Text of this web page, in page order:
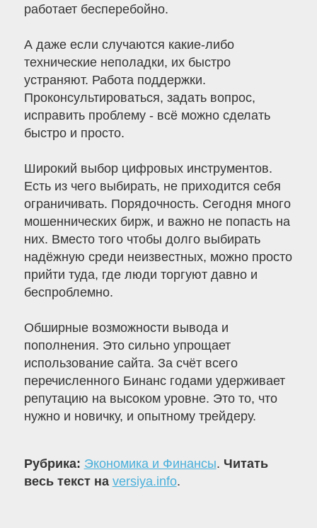
работает бесперебойно.
А даже если случаются какие-либо
технические неполадки, их быстро
устраняют. Работа поддержки.
Проконсультироваться, задать вопрос,
исправить проблему - всё можно сделать
быстро и просто.
Широкий выбор цифровых инструментов.
Есть из чего выбирать, не приходится себя
ограничивать. Порядочность. Сегодня много
мошеннических бирж, и важно не попасть на
них. Вместо того чтобы долго выбирать
надёжную среди неизвестных, можно просто
прийти туда, где люди торгуют давно и
беспроблемно.
Обширные возможности вывода и
пополнения. Это сильно упрощает
использование сайта. За счёт всего
перечисленного Бинанс годами удерживает
репутацию на высоком уровне. Это то, что
нужно и новичку, и опытному трейдеру.
Рубрика: Экономика и Финансы. Читать
весь текст на versiya.info.